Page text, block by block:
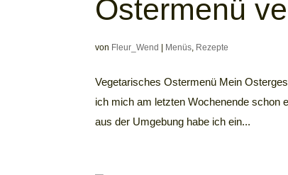
Ostermenü
von Fleur_Wend Menüs, Rezepte
Vegetarisches Ostermenü Mein
ich mich am letzten Wochenende schon
aus der Umgebung habe ich ein...